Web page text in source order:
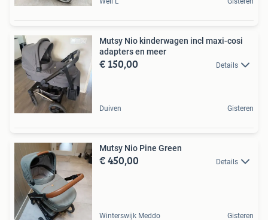
Mutsy Nio kinderwagen incl maxi-cosi
adapters en meer
€ 150,00 Details
Duiven Gisteren
Mutsy Nio Pine Green
€ 450,00 Details
Winterswijk Meddo Gisteren